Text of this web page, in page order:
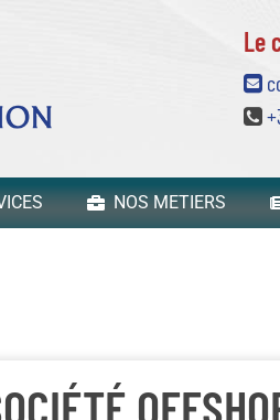
Le
NOS METIERS